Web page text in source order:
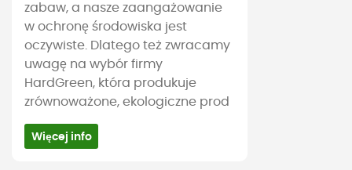
zabaw, a nasze zaangażowanie
w ochronę środowiska jest
oczywiste. Dlatego też zwracamy
uwagę na wybór firmy
HardGreen, która produkuje
zrównoważone, ekologiczne prod
Więcej info